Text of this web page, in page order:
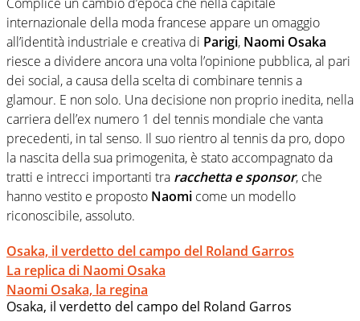
suoi protagonisti, concedendosi innocenti evasioni
nell'ambito della creazione di format. Un tempo ala
destra, oggi si sente a suo agio nel ruolo di libero. Cura
una classifica riservata dei migliori 5 calciatori di sempre.
internazionale della moda francese appare un omaggio
all’identità industriale e creativa di Parigi, Naomi Osaka
riesce a dividere ancora una volta l’opinione pubblica, al pari
dei social, a causa della scelta di combinare tennis a
glamour. E non solo. Una decisione non proprio inedita, nella
carriera dell’ex numero 1 del tennis mondiale che vanta
precedenti, in tal senso. Il suo rientro al tennis da pro, dopo
la nascita della sua primogenita, è stato accompagnato da
tratti e intrecci importanti tra racchetta e sponsor, che
hanno vestito e proposto Naomi come un modello
riconoscibile, assoluto.
Osaka, il verdetto del campo del Roland Garros
La replica di Naomi Osaka
Naomi Osaka, la regina
Osaka, il verdetto del campo del Roland Garros